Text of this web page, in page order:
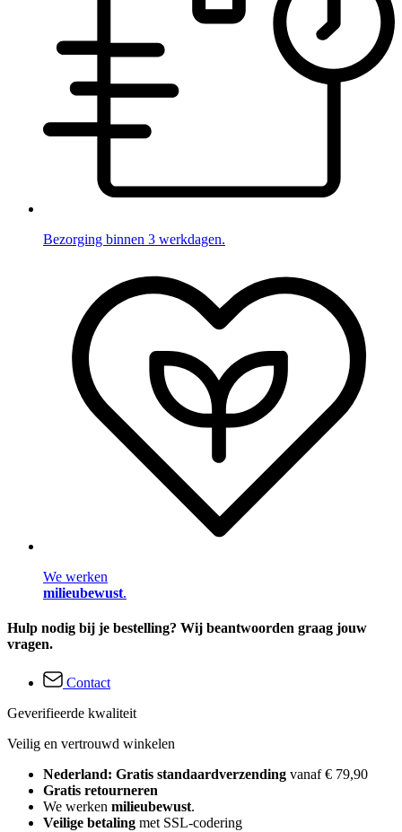
Bezorging binnen 3 werkdagen.
We werken
milieubewust.
Hulp nodig bij je bestelling? Wij beantwoorden graag jouw
vragen.
Contact
Geverifieerde kwaliteit
Veilig en vertrouwd winkelen
Nederland: Gratis standaardverzending vanaf € 79,90
Gratis retourneren
We werken milieubewust.
Veilige betaling met SSL-codering